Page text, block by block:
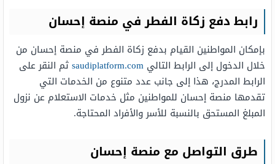
رابط دفع زكاة الفطر في منصة إحسان
بإمكان المواطنين القيام بدفع زكاة الفطر في منصة إحسان من
خلال الدخول إلى الرابط التالي saudiplatform.comثم النقر على
الرابط المدرج، هذا إلى جانب عدد متنوع من الخدمات التي
تقدمها منصة إحسان للمواطنين مثل خدمات الاستعلام عن نزول
المبلغ المستحق بالنسبة للأسر والأفراد المحتاجة.
طرق التواصل مع منصة إحسان